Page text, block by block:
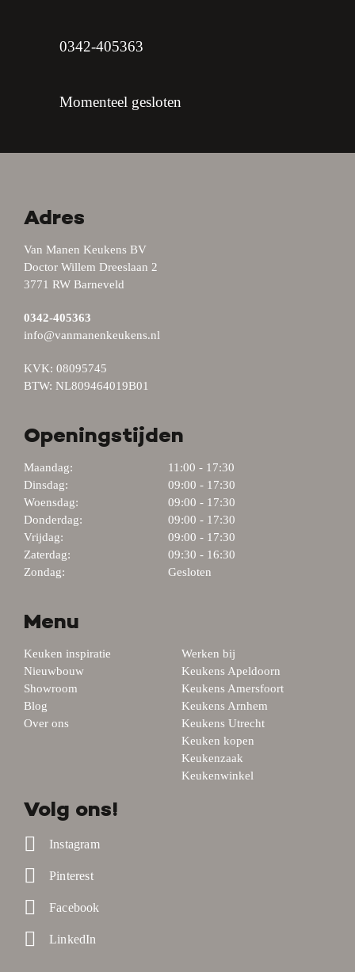
0342-405363
Momenteel gesloten
Adres
Van Manen Keukens BV
Doctor Willem Dreeslaan 2
3771 RW Barneveld
0342-405363
info@vanmanenkeukens.nl
KVK: 08095745
BTW: NL809464019B01
Openingstijden
Maandag:
11:00 - 17:30
Dinsdag:
09:00 - 17:30
Woensdag:
09:00 - 17:30
Donderdag:
09:00 - 17:30
Vrijdag:
09:00 - 17:30
Zaterdag:
09:30 - 16:30
Zondag:
Gesloten
Menu
Keuken inspiratie
Nieuwbouw
Showroom
Blog
Over ons
Werken bij
Keukens Apeldoorn
Keukens Amersfoort
Keukens Arnhem
Keukens Utrecht
Keuken kopen
Keukenzaak
Keukenwinkel
Volg ons!
Instagram
Pinterest
Facebook
LinkedIn